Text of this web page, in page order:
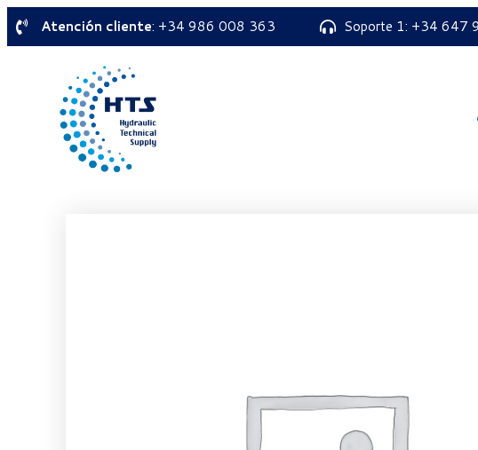
Atención cliente: +34 986 008 363 Soporte 1: +34 647